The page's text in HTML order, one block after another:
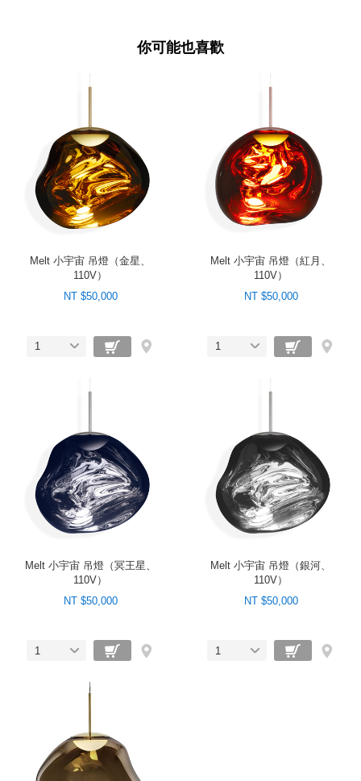
你可能也喜歡
Melt 小宇宙 吊燈（金星、
110V）
NT $50,000
1
Melt 小宇宙 吊燈（紅月、
110V）
NT $50,000
1
Melt 小宇宙 吊燈（冥王星、
110V）
NT $50,000
1
Melt 小宇宙 吊燈（銀河、
110V）
NT $50,000
1